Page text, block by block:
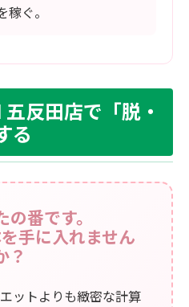
ぐ。
反田店で「脱・
る
番です。
手に入れません
？
ットよりも緻密な計算